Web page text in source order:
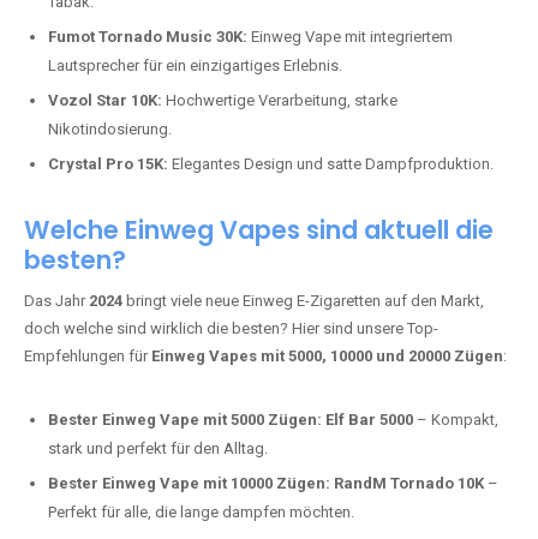
Tabak.
Fumot Tornado Music 30K: Einweg Vape mit integriertem
Lautsprecher für ein einzigartiges Erlebnis.
Vozol Star 10K: Hochwertige Verarbeitung, starke
Nikotindosierung.
Crystal Pro 15K: Elegantes Design und satte Dampfproduktion.
Welche Einweg Vapes sind aktuell die
besten?
Das Jahr 2024 bringt viele neue Einweg E-Zigaretten auf den Markt,
doch welche sind wirklich die besten? Hier sind unsere Top-
Empfehlungen für Einweg Vapes mit 5000, 10000 und 20000 Zügen:
Bester Einweg Vape mit 5000 Zügen: Elf Bar 5000 – Kompakt,
stark und perfekt für den Alltag.
Bester Einweg Vape mit 10000 Zügen: RandM Tornado 10K –
Perfekt für alle, die lange dampfen möchten.